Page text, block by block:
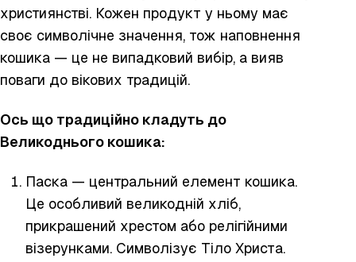
християнстві. Кожен продукт у ньому має
своє символічне значення, тож наповнення
кошика — це не випадковий вибір, а вияв
поваги до вікових традицій.
Ось що традиційно кладуть до
Великоднього кошика:
Паска — центральний елемент кошика.
Це особливий великодній хліб,
прикрашений хрестом або релігійними
візерунками. Символізує Тіло Христа.